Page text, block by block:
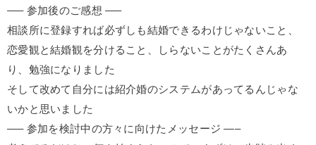
—– 参加後のご感想 —–
相談所に登録すれば必ずしも結婚できるわけじゃないこと、
恋愛観と結婚観を分けること、しらないことがたくさんあ
り、勉強になりました
そして改めて自分には紹介婚のシステムがあってるんじゃな
いかと思いました
—– 参加を検討中の方々に向けたメッセージ —–